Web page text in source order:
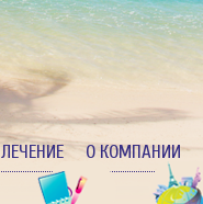
ЛЕЧЕНИЕ О КОМПАНИИ